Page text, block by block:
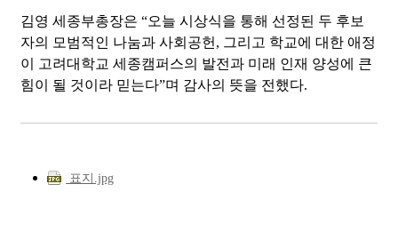
김영 세종부총장은 “오늘 시상식을 통해 선정된 두 후보
자의 모범적인 나눔과 사회공헌, 그리고 학교에 대한 애정
이 고려대학교 세종캠퍼스의 발전과 미래 인재 양성에 큰
힘이 될 것이라 믿는다”며 감사의 뜻을 전했다.
표지.jpg